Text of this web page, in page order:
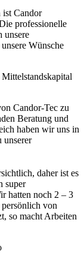
ist Candor
professionelle
unsere
Wünsche
Candor-Tec zu
Beratung und
haben wir uns in
unserer
daher ist es
super
hatten noch 2 – 3
von
so macht Arbeiten